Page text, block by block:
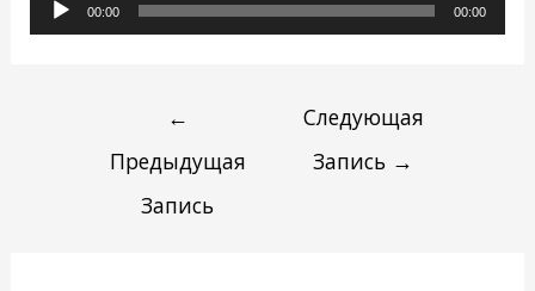
00:00 00:00
←
Предыдущая
Запись
Следующая
Запись →